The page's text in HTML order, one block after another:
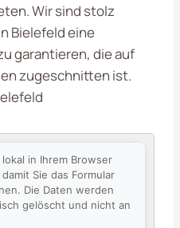
Wir sind stolz
Bielefeld eine
garantieren, die auf
zugeschnitten ist.
in Ihrem Browser
Sie das Formular
Die Daten werden
gelöscht und nicht an